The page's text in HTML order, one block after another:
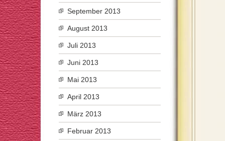
September 2013
August 2013
Juli 2013
Juni 2013
Mai 2013
April 2013
März 2013
Februar 2013